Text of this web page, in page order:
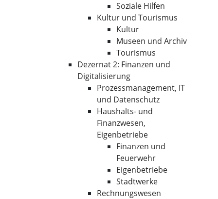
Soziale Hilfen
Kultur und Tourismus
Kultur
Museen und Archiv
Tourismus
Dezernat 2: Finanzen und
Digitalisierung
Prozessmanagement, IT
und Datenschutz
Haushalts- und
Finanzwesen,
Eigenbetriebe
Finanzen und
Feuerwehr
Eigenbetriebe
Stadtwerke
Rechnungswesen